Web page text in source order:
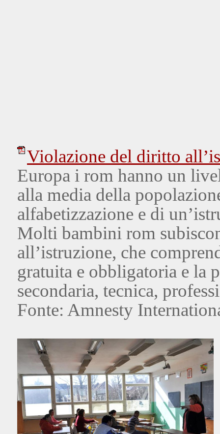
Violazione del diritto
Europa i rom hanno un
alla media della
alfabetizzazione e di
Molti bambini rom
all’istruzione, che
gratuita e obbligatoria e la
secondaria, tecnica,
Fonte: Amnesty